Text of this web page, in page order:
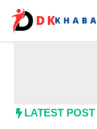
content
LATEST POST